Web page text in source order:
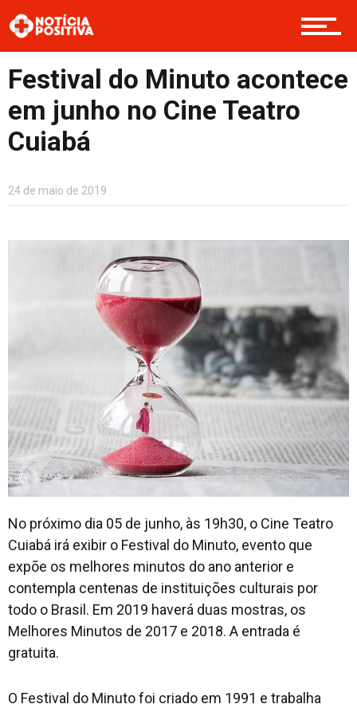
Saúde & Bem-estar
Boas Ações
Festival do Minuto acontece
em junho no Cine Teatro
Cuiabá
24 de maio de 2019
No próximo dia 05 de junho, às 19h30, o Cine Teatro
Cuiabá irá exibir o Festival do Minuto, evento que
expõe os melhores minutos do ano anterior e
contempla centenas de instituições culturais por
todo o Brasil. Em 2019 haverá duas mostras, os
Melhores Minutos de 2017 e 2018. A entrada é
gratuita.
O Festival do Minuto foi criado em 1991 e trabalha